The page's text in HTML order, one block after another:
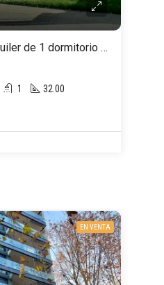
Apartamento en alquiler de 1 dormitorio + escritorio, en Malvin Sur
1 32.00
EN VENTA